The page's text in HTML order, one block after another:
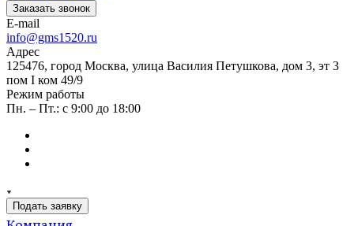
Заказать звонок
E-mail
info@gms1520.ru
Адрес
125476, город Москва, улица Василия Петушкова, дом 3, эт 3
пом I ком 49/9
Режим работы
Пн. – Пт.: с 9:00 до 18:00
Подать заявку